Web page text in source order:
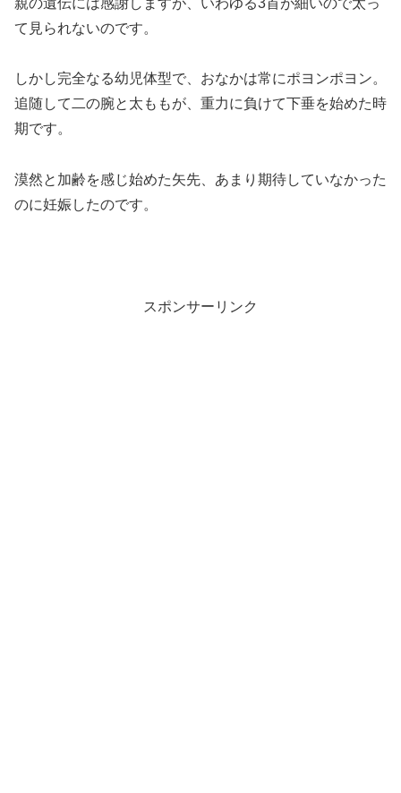
て見られないのです。
しかし完全なる幼児体型で、おなかは常にポヨンポヨン。
追随して二の腕と太ももが、重力に負けて下垂を始めた時
期です。
漠然と加齢を感じ始めた矢先、あまり期待していなかった
のに妊娠したのです。
スポンサーリンク